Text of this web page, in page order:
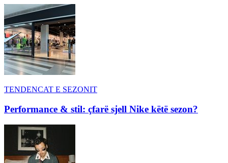
TENDENCAT E SEZONIT
Performance & stil: çfarë sjell Nike këtë sezon?